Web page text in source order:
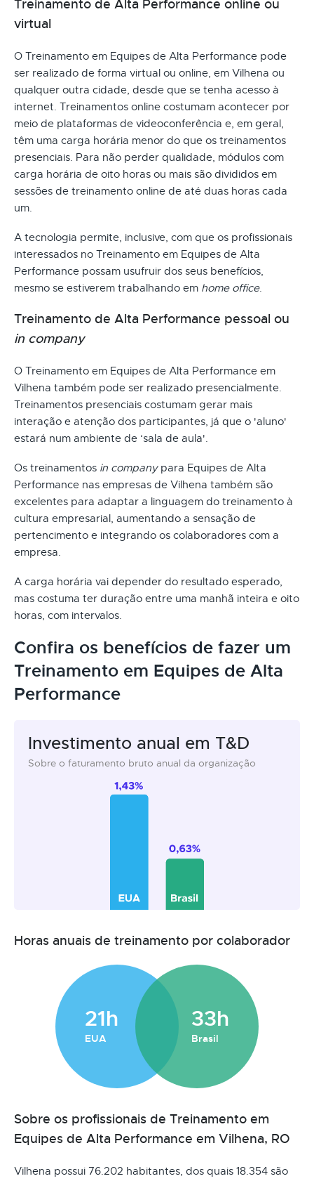
Treinamento de Alta Performance online ou
virtual
O Treinamento em Equipes de Alta Performance pode
ser realizado de forma virtual ou online, em Vilhena ou
qualquer outra cidade, desde que se tenha acesso à
internet. Treinamentos online costumam acontecer por
meio de plataformas de videoconferência e, em geral,
têm uma carga horária menor do que os treinamentos
presenciais. Para não perder qualidade, módulos com
carga horária de oito horas ou mais são divididos em
sessões de treinamento online de até duas horas cada
um.
A tecnologia permite, inclusive, com que os profissionais
interessados no Treinamento em Equipes de Alta
Performance possam usufruir dos seus benefícios,
mesmo se estiverem trabalhando em home office.
Treinamento de Alta Performance pessoal ou
in company
O Treinamento em Equipes de Alta Performance em
Vilhena também pode ser realizado presencialmente.
Treinamentos presenciais costumam gerar mais
interação e atenção dos participantes, já que o 'aluno'
estará num ambiente de ‘sala de aula'.
Os treinamentos in companypara Equipes de Alta
Performance nas empresas de Vilhena também são
excelentes para adaptar a linguagem do treinamento à
cultura empresarial, aumentando a sensação de
pertencimento e integrando os colaboradores com a
empresa.
A carga horária vai depender do resultado esperado,
mas costuma ter duração entre uma manhã inteira e oito
horas, com intervalos.
Confira os benefícios de fazer um
Treinamento em Equipes de Alta
Performance
Investimento anual em T&D
Sobre o faturamento bruto anual da organização
Horas anuais de treinamento por colaborador
21h
EUA
33h
Brasil
Sobre os profissionais de Treinamento em
Equipes de Alta Performance em Vilhena, RO
Vilhena possui 76.202 habitantes, dos quais 18.354 são